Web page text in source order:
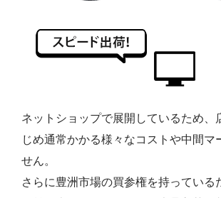
ネットショップで展開しているため、
じめ通常かかる様々なコストや中間マ
せん。
さらに豊洲市場の買参権を持っている